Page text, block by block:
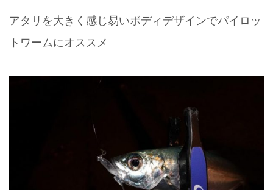
アタリを大きく感じ易いボディデザインでパイロッ
トワームにオススメ